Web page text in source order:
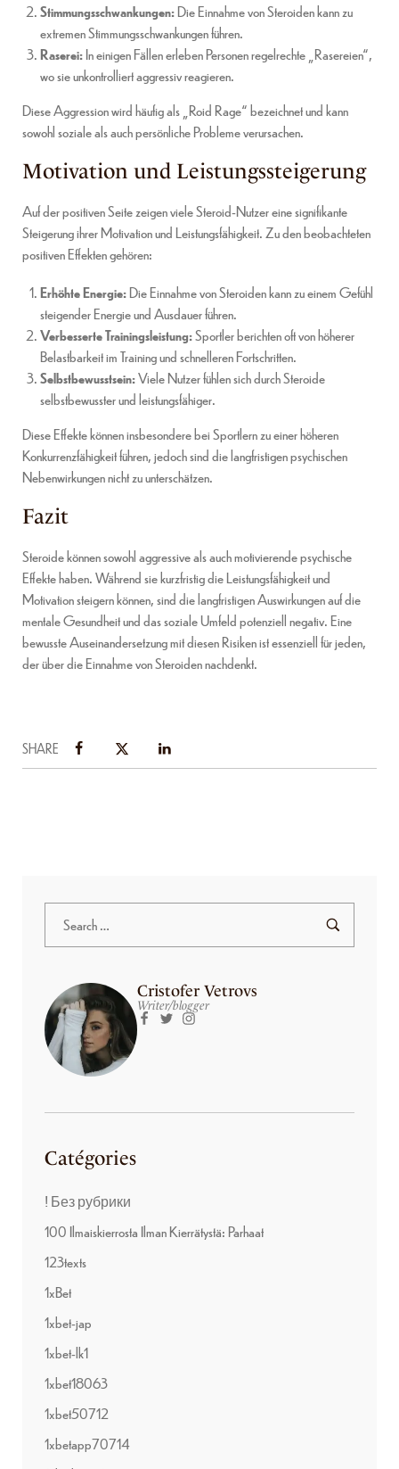
Stimmungsschwankungen:Die Einnahme von Steroiden kann zu
extremen Stimmungsschwankungen führen.
Raserei:In einigen Fällen erleben Personen regelrechte „Rasereien“,
wo sie unkontrolliert aggressiv reagieren.
Diese Aggression wird häufig als „Roid Rage“ bezeichnet und kann
sowohl soziale als auch persönliche Probleme verursachen.
Motivation und Leistungssteigerung
Auf der positiven Seite zeigen viele Steroid-Nutzer eine signifikante
Steigerung ihrer Motivation und Leistungsfähigkeit. Zu den beobachteten
positiven Effekten gehören:
Erhöhte Energie:Die Einnahme von Steroiden kann zu einem Gefühl
steigender Energie und Ausdauer führen.
Verbesserte Trainingsleistung:Sportler berichten oft von höherer
Belastbarkeit im Training und schnelleren Fortschritten.
Selbstbewusstsein:Viele Nutzer fühlen sich durch Steroide
selbstbewusster und leistungsfähiger.
Diese Effekte können insbesondere bei Sportlern zu einer höheren
Konkurrenzfähigkeit führen, jedoch sind die langfristigen psychischen
Nebenwirkungen nicht zu unterschätzen.
Fazit
Steroide können sowohl aggressive als auch motivierende psychische
Effekte haben. Während sie kurzfristig die Leistungsfähigkeit und
Motivation steigern können, sind die langfristigen Auswirkungen auf die
mentale Gesundheit und das soziale Umfeld potenziell negativ. Eine
bewusste Auseinandersetzung mit diesen Risiken ist essenziell für jeden,
der über die Einnahme von Steroiden nachdenkt.
SHARE
Cristofer Vetrovs
Writer/blogger
Catégories
! Без рубрики
100 Ilmaiskierrosta Ilman Kierrätystä: Parhaat
123texts
1xBet
1xbet-jap
1xbet-lk1
1xbet18063
1xbet50712
1xbetapp70714